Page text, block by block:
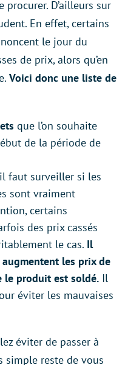
procurer. D’ailleurs sur
En effet, certains
le jour du
de prix, alors qu’en
Voici donc une liste de
que l’on souhaite
de la période de
faut surveiller si les
sont vraiment
certains
des prix cassés
le cas. Il
les prix de
le produit est soldé. Il
éviter les mauvaises
éviter de passer à
simple reste de vous